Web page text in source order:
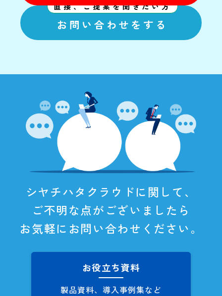
直接、ご提案を聞きたい方
お問い合わせをする
シヤチハタクラウドに関して、
ご不明な点がございましたら
お気軽にお問い合わせください。
お役立ち資料
製品資料、導入事例集など